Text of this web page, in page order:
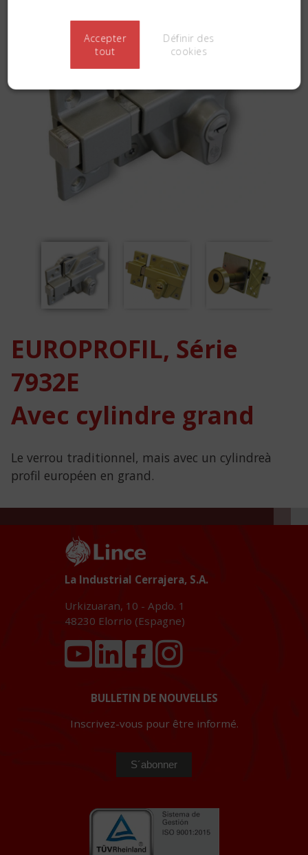
Previous Next
EUROPROFIL, Série
7932E
Avec cylindre grand
Le verrou traditionnel, mais avec un cylindreà
profil européen en grand.
La Industrial Cerrajera, S.A.
Urkizuaran, 10 - Apdo. 1
48230 Elorrio (Espagne)
BULLETIN DE NOUVELLES
Inscrivez-vous pour être informé.
Accepter
tout
Définir des
cookies